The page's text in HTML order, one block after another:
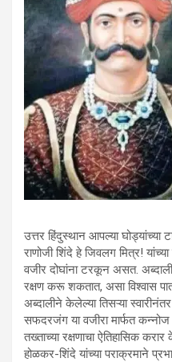
उत्तर हिंदुस्थान आपल्या घोड्यांच्या
राणोजी शिंदे हे जिवलग मित्र!
वजीर दोघांना टरकून असत.
रक्षण करू शकतात, असा विश्‍वास
अब्दालीने केलेल्या तिसऱ्या
सफदरजंग या वजीरा मार्फत कन्नोज
तख्ताच्या रक्षणाचा ऐतिहासिक
होळकर-शिंदे यांच्या पराक्रमाने